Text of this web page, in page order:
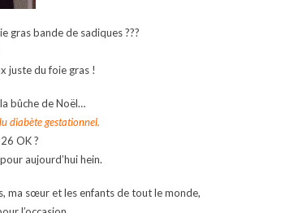
gras bande de sadiques ???
juste du foie gras !
bûche de Noël…
diabète gestationnel.
OK ?
aujourd’hui hein.
ma sœur et les enfants de tout le monde,